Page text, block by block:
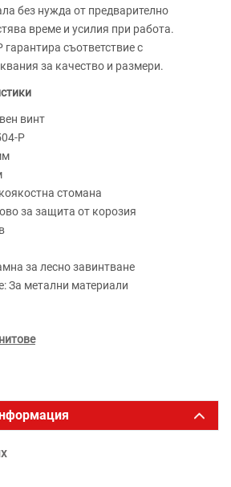
без нужда от предварително
време и усилия при работа.
съответствие с
за качество и размери.
винт
P
стомана
за защита от корозия
за лесно завинтване
За метални материали